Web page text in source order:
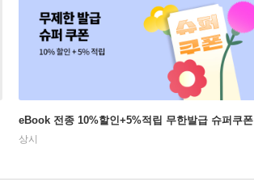
eBook 전종 10%할인+5%적립 무한발급 슈퍼쿠폰
상시